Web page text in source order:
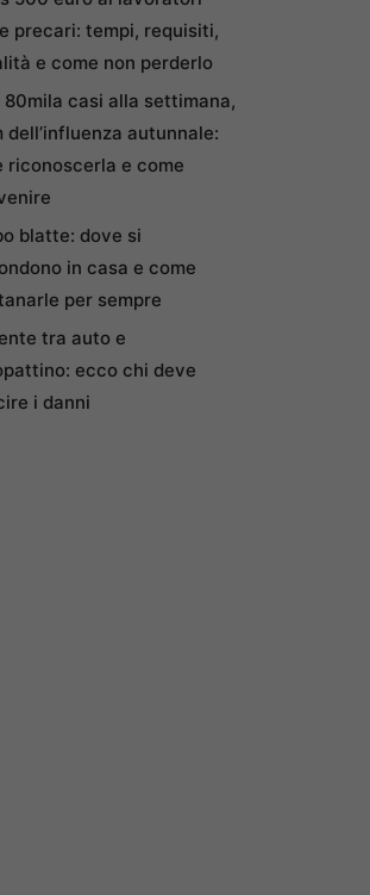
precari: tempi, requisiti,
e come non perderlo
80mila casi alla settimana,
dell’influenza autunnale:
riconoscerla e come
blatte: dove si
in casa e come
per sempre
tra auto e
ecco chi deve
i danni